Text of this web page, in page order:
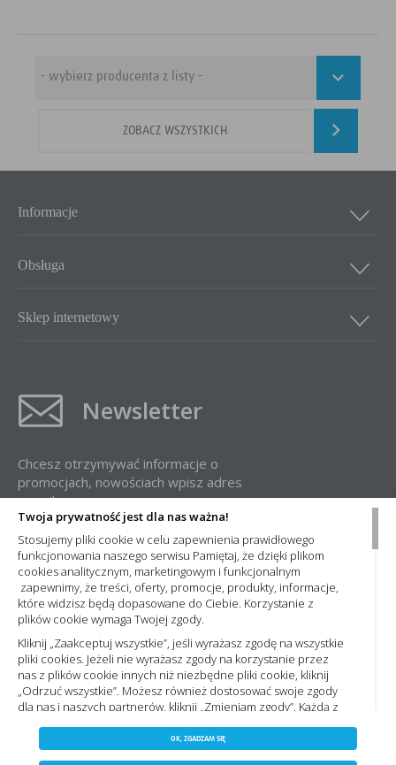
Twoja prywatność jest dla nas ważna!
Stosujemy pliki cookie w celu zapewnienia prawidłowego
funkcjonowania naszego serwisu Pamiętaj, że dzięki plikom
cookies analitycznym, marketingowym i funkcjonalnym
zapewnimy, że treści, oferty, promocje, produkty, informacje,
które widzisz będą dopasowane do Ciebie. Korzystanie z
plików cookie wymaga Twojej zgody.
Kliknij „Zaakceptuj wszystkie”, jeśli wyrażasz zgodę na wszystkie
pliki cookies. Jeżeli nie wyrażasz zgody na korzystanie przez
nas z plików cookie innych niż niezbędne pliki cookie, kliknij
„Odrzuć wszystkie”. Możesz również dostosować swoje zgody
dla nas i naszych partnerów, kliknij „Zmieniam zgody”. Każdą z
zmieniając wybrane ustawienia. Więcej informacji znajdziesz
Polityce prywatności,. Korzystanie z plików cookie we
OK, ZGADZAM SIĘ
ZAPISZ WYBRANE
ZOBACZ WSZYSTKICH
Informacje
Obsługa
Sklep internetowy
Newsletter
Chcesz otrzymywać informacje o
promocjach, nowościach wpisz adres
e-mail:
Administratorem Państwa danych osobowych jest Nowa Elektro Sp. z
o.o. Informacje dotyczące przetwarzania Państwa danych osobowych
oraz zasady, na jakich odbywa się ich przetwarzanie przez spółkę
Nowa Elektro Sp. z o.o. znajdą Państwo w naszejPolityce prywatności
Copyright 2023 by nowaelektro.pl. Wszelkie prawa
zastrzeżone.